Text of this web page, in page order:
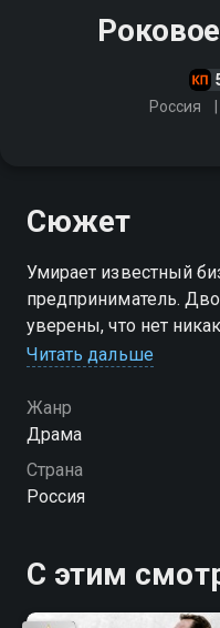
Россия
Сюжет
Умирает известный
предприниматель.
уверены, что нет
выясняется, что
младшего брата
Читать дальше
Жанр
Драма
Страна
Россия
С этим